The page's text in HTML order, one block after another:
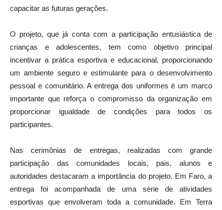
capacitar as futuras gerações.
O projeto, que já conta com a participação entusiástica de
crianças e adolescentes, tem como objetivo principal
incentivar a prática esportiva e educacional, proporcionando
um ambiente seguro e estimulante para o desenvolvimento
pessoal e comunitário. A entrega dos uniformes é um marco
importante que reforça o compromisso da organização em
proporcionar igualdade de condições para todos os
participantes.
Nas cerimônias de entregas, realizadas com grande
participação das comunidades locais, pais, alunos e
autoridades destacaram a importância do projeto. Em Faro, a
entrega foi acompanhada de uma série de atividades
esportivas que envolveram toda a comunidade. Em Terra